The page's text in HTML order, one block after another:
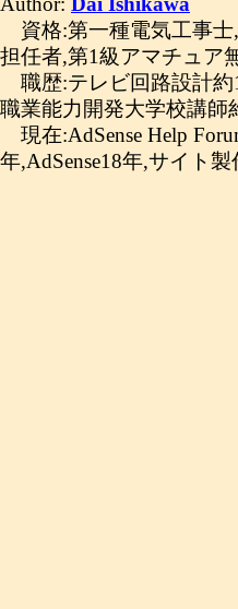
資格:第一種電気工事
担任者,第1級アマチュア
職歴:テレビ回路設計約
職業能力開発大学校講師
現在:AdSense Help
年,AdSense18年,サイト